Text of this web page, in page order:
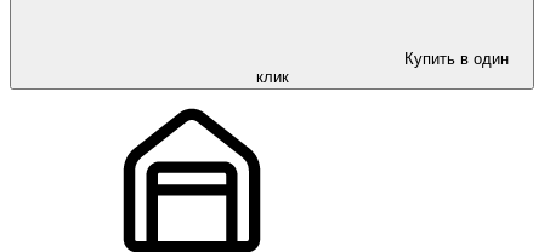
Купить в один
клик